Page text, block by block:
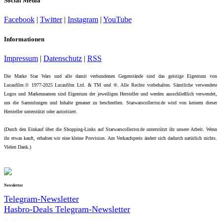
Facebook | Twitter| Instagram | YouTube
Informationen
Impressum | Datenschutz | RSS
Die Marke Star Wars und alle damit verbundenen Gegenstände sind das geistige Eigentum von
Lucasfilm.© 1977-2025 Lucasfilm Ltd. & TM und ®. Alle Rechte vorbehalten. Sämtliche verwendete
Logos und Markennamen sind Eigentum der jeweiligen Hersteller und werden ausschließlich verwendet,
um die Sammlungen und Inhalte genauer zu beschreiben. Starwarscollector.de wird von keinem dieser
Hersteller unterstützt oder autorisiert.
(Durch den Einkauf über die Shopping-Links auf Starwarscollector.de unterstützt ihr unsere Arbeit. Wenn
ihr etwas kauft, erhalten wir eine kleine Provision. Am Verkaufspreis ändert sich dadurch natürlich nichts.
Vielen Dank.)
Newsletter
Telegram-Newsletter
Hasbro-Deals Telegram-Newsletter